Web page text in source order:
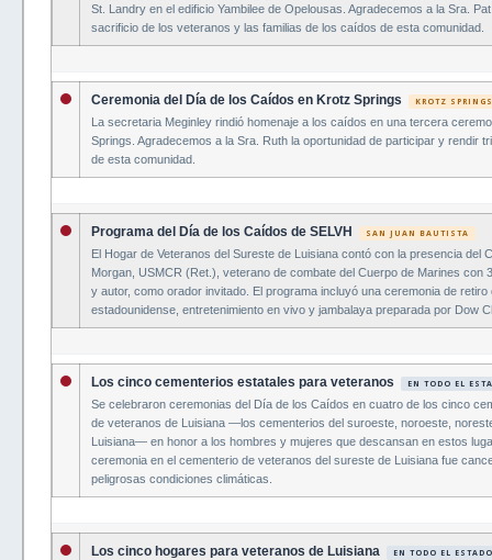
St. Landry en el edificio Yambilee de Opelousas. Agradecemos a la Sra.
sacrificio de los veteranos y las familias de los caídos de esta comunidad.
Ceremonia del Día de los Caídos en Krotz Springs KROTZ SPRINGS
La secretaria Meginley rindió homenaje a los caídos en una tercera
Springs. Agradecemos a la Sra. Ruth la oportunidad de participar y rendir
de esta comunidad.
Programa del Día de los Caídos de SELVH SAN JUAN BAUTISTA
El Hogar de Veteranos del Sureste de Luisiana contó con la presencia del
Morgan, USMCR (Ret.), veterano de combate del Cuerpo de Marines con
y autor, como orador invitado. El programa incluyó una ceremonia de retiro
estadounidense, entretenimiento en vivo y jambalaya preparada por Dow
Los cinco cementerios estatales para veteranos EN TODO EL
Se celebraron ceremonias del Día de los Caídos en cuatro de los cinco
de veteranos de Luisiana —los cementerios del suroeste, noroeste,
Luisiana— en honor a los hombres y mujeres que descansan en estos
ceremonia en el cementerio de veteranos del sureste de Luisiana fue
peligrosas condiciones climáticas.
Los cinco hogares para veteranos de Luisiana EN TODO EL ESTADO